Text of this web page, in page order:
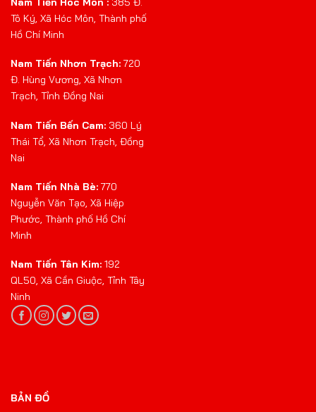
Tô Ký, Xã Hóc Môn, Thành phố
Hồ Chí Minh
Nam Tiến Nhơn Trạch: 720
Đ. Hùng Vương, Xã Nhơn
Trạch, Tỉnh Đồng Nai
Nam Tiến Bến Cam: 360 Lý
Thái Tổ, Xã Nhơn Trạch, Đồng
Nai
Nam Tiến Nhà Bè: 770
Nguyễn Văn Tạo, Xã Hiệp
Phước, Thành phố Hồ Chí
Minh
Nam Tiến Tân Kim: 192
QL50, Xã Cần Giuộc, Tỉnh Tây
Ninh
BẢN ĐỒ